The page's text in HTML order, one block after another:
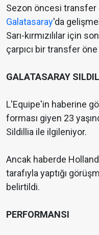
Sezon öncesi transfer
Galatasaray'da
Sarı-kırmızılılar için
çarpıcı bir transfer
GALATASARAY
L'Equipe'in haberine
forması giyen 23
Sildillia ile ilgileniyor.
Ancak haberde
tarafıyla yaptığı
belirtildi.
PERFORMANSI